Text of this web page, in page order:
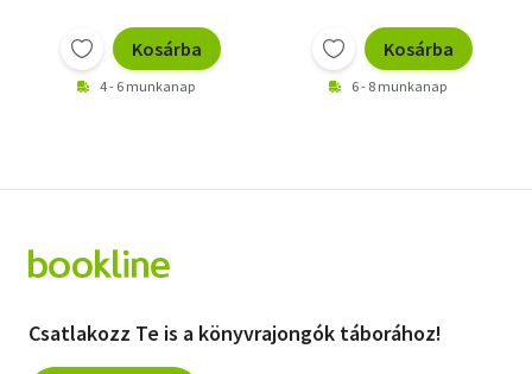
Kosárba
4 - 6 munkanap
Kosárba
6 - 8 munkanap
Csatlakozz Te is a könyvrajongók táborához!